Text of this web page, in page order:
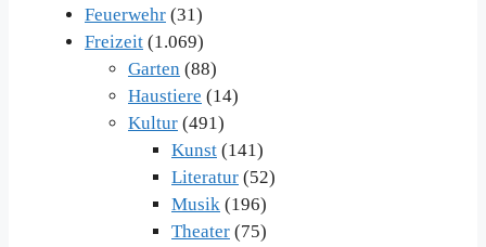
Feuerwehr (31)
Freizeit (1.069)
Garten (88)
Haustiere (14)
Kultur (491)
Kunst (141)
Literatur (52)
Musik (196)
Theater (75)